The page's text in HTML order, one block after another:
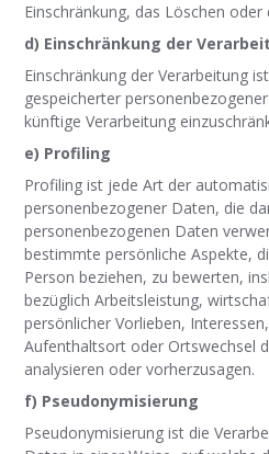
Einschränkung, das Löschen oder
d) Einschränkung der
Einschränkung der Verarbeitung
gespeicherter
künftige Verarbeitung
e) Profiling
Profiling ist jede Art der
personenbezogener Daten, die
personenbezogenen Daten
bestimmte persönliche Aspekte,
Person beziehen, zu bewerten,
bezüglich Arbeitsleistung,
persönlicher Vorlieben,
Aufenthaltsort oder Ortswechsel
analysieren oder vorherzusagen.
f) Pseudonymisierung
Pseudonymisierung ist die